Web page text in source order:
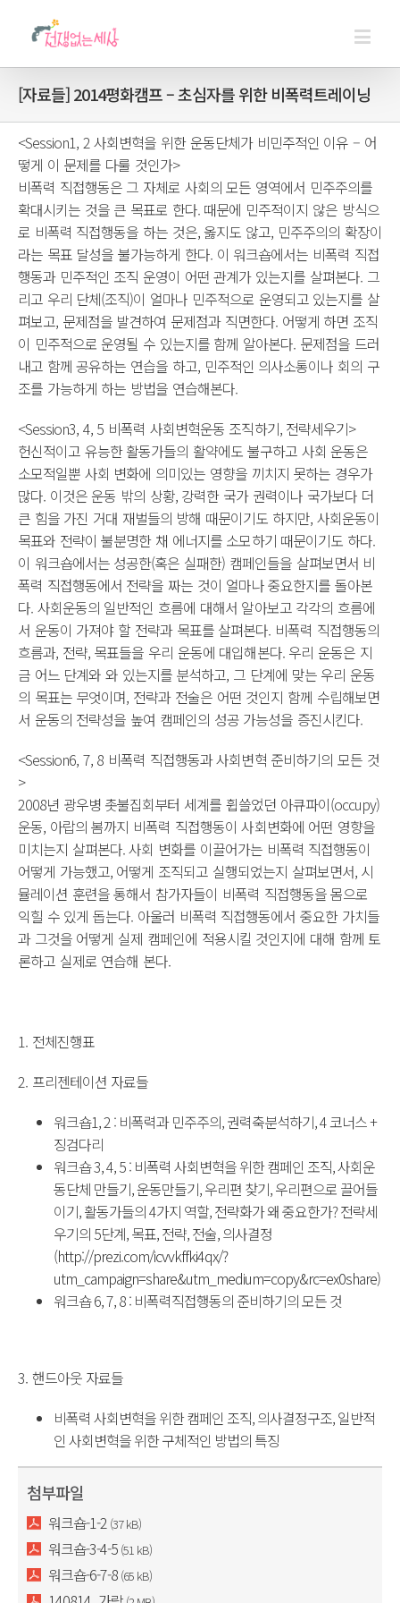
[자료들] 2014평화캠프 – 초심자를 위한 비폭력트레이닝
<Session1, 2 사회변혁을 위한 운동단체가 비민주적인 이유 – 어
떻게 이 문제를 다룰 것인가>
비폭력 직접행동은 그 자체로 사회의 모든 영역에서 민주주의를
확대시키는 것을 큰 목표로 한다. 때문에 민주적이지 않은 방식으
로 비폭력 직접행동을 하는 것은, 옳지도 않고, 민주주의의 확장이
라는 목표 달성을 불가능하게 한다. 이 워크숍에서는 비폭력 직접
행동과 민주적인 조직 운영이 어떤 관계가 있는지를 살펴본다. 그
리고 우리 단체(조직)이 얼마나 민주적으로 운영되고 있는지를 살
펴보고, 문제점을 발견하여 문제점과 직면한다. 어떻게 하면 조직
이 민주적으로 운영될 수 있는지를 함께 알아본다. 문제점을 드러
내고 함께 공유하는 연습을 하고, 민주적인 의사소통이나 회의 구
조를 가능하게 하는 방법을 연습해본다.
<Session3, 4, 5 비폭력 사회변혁운동 조직하기, 전략세우기>
헌신적이고 유능한 활동가들의 활약에도 불구하고 사회 운동은
소모적일뿐 사회 변화에 의미있는 영향을 끼치지 못하는 경우가
많다. 이것은 운동 밖의 상황, 강력한 국가 권력이나 국가보다 더
큰 힘을 가진 거대 재벌들의 방해 때문이기도 하지만, 사회운동이
목표와 전략이 불분명한 채 에너지를 소모하기 때문이기도 하다.
이 워크숍에서는 성공한(혹은 실패한) 캠페인들을 살펴보면서 비
폭력 직접행동에서 전략을 짜는 것이 얼마나 중요한지를 돌아본
다. 사회운동의 일반적인 흐름에 대해서 알아보고 각각의 흐름에
서 운동이 가져야 할 전략과 목표를 살펴본다. 비폭력 직접행동의
흐름과, 전략, 목표들을 우리 운동에 대입해본다. 우리 운동은 지
금 어느 단계와 와 있는지를 분석하고, 그 단계에 맞는 우리 운동
의 목표는 무엇이며, 전략과 전술은 어떤 것인지 함께 수립해보면
서 운동의 전략성을 높여 캠페인의 성공 가능성을 증진시킨다.
<Session6, 7, 8 비폭력 직접행동과 사회변혁 준비하기의 모든 것
>
2008년 광우병 촛불집회부터 세계를 휩쓸었던 아큐파이(occupy)
운동, 아랍의 봄까지 비폭력 직접행동이 사회변화에 어떤 영향을
미치는지 살펴본다. 사회 변화를 이끌어가는 비폭력 직접행동이
어떻게 가능했고, 어떻게 조직되고 실행되었는지 살펴보면서, 시
뮬레이션 훈련을 통해서 참가자들이 비폭력 직접행동을 몸으로
익힐 수 있게 돕는다. 아울러 비폭력 직접행동에서 중요한 가치들
과 그것을 어떻게 실제 캠페인에 적용시킬 것인지에 대해 함께 토
론하고 실제로 연습해 본다.
1. 전체진행표
2. 프리젠테이션 자료들
워크숍1, 2 : 비폭력과 민주주의, 권력축분석하기, 4 코너스 +
징검다리
워크숍 3, 4, 5 : 비폭력 사회변혁을 위한 캠페인 조직, 사회운
동단체 만들기, 운동만들기, 우리편 찾기, 우리편으로 끌어들
이기, 활동가들의 4가지 역할, 전략화가 왜 중요한가? 전략세
우기의 5단계, 목표, 전략, 전술, 의사결정
(http://prezi.com/icvvkffki4qx/?
utm_campaign=share&utm_ medium=copy&rc=ex0share)
워크숍 6, 7, 8 : 비폭력직접행동의 준비하기의 모든 것
3. 핸드아웃 자료들
비폭력 사회변혁을 위한 캠페인 조직, 의사결정구조, 일반적
인 사회변혁을 위한 구체적인 방법의 특징
첨부파일
워크숍-1-2 (37 kB)
워크숍-3-4-5 (51 kB)
워크숍-6-7-8 (65 kB)